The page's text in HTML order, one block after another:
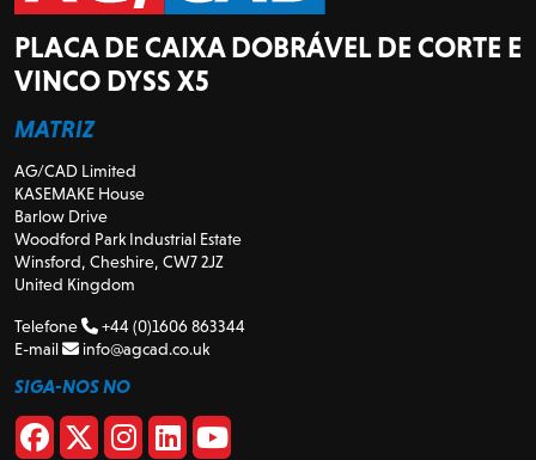
PLACA DE CAIXA DOBRÁVEL DE CORTE E
VINCO DYSS X5
MATRIZ
AG/CAD Limited
KASEMAKE House
Barlow Drive
Woodford Park Industrial Estate
Winsford, Cheshire, CW7 2JZ
United Kingdom
Telefone
+44 (0)1606 863344
E-mail
info@agcad.co.uk
SIGA-NOS NO